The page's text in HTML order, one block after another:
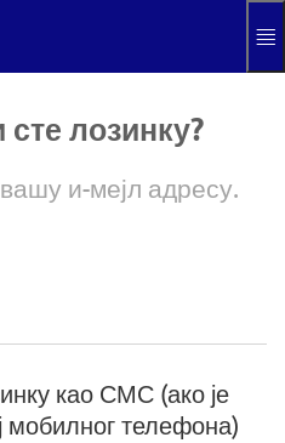
Aktuelle
лозинку?
и-мејл адресу.
као СМС (ако је
мобилног телефона)